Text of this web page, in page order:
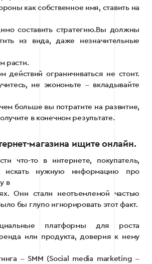
как собственное имя, ставить на
составить стратегию.Вы должны
из вида, даже незначительные
расти.
действий ограничиваться не стоит.
не экономьте ‒ вкладывайте
больше вы потратите на развитие,
в конечном результате.
магазина ищите онлайн.
что-то в интернете, покупатель,
искать нужную информацию про
в
Они стали неотъемлемой частью
бы глупо игнорировать этот факт.
платформы для роста
или продукта, доверия к нему
‒ SMM (Social media marketing ‒